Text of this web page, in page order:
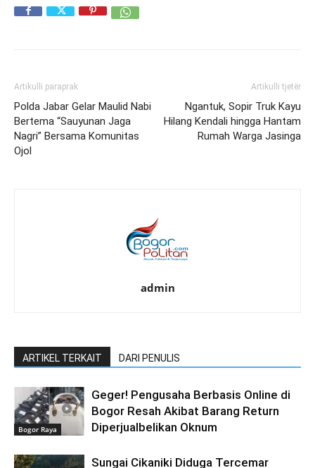
Artikulli paraprak
Polda Jabar Gelar Maulid Nabi
Bertema “Sauyunan Jaga
Nagri” Bersama Komunitas
Ojol
Artikulli tjetër
Ngantuk, Sopir Truk Kayu
Hilang Kendali hingga Hantam
Rumah Warga Jasinga
admin
ARTIKEL TERKAIT DARI PENULIS
Bogor Raya
Geger! Pengusaha Berbasis Online di
Bogor Resah Akibat Barang Return
Diperjualbelikan Oknum
Sungai Cikaniki Diduga Tercemar